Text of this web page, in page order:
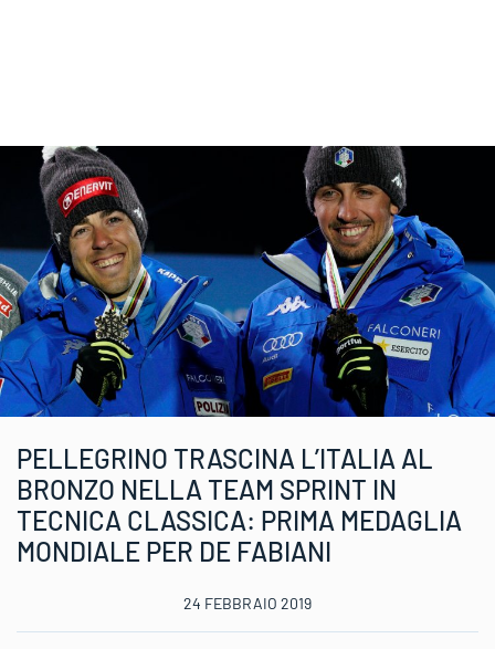
PELLEGRINO TRASCINA L’ITALIA AL
BRONZO NELLA TEAM SPRINT IN
TECNICA CLASSICA: PRIMA MEDAGLIA
MONDIALE PER DE FABIANI
24 FEBBRAIO 2019